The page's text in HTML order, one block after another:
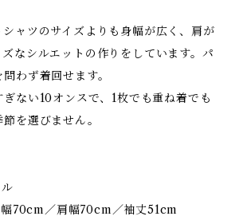
ャツのサイズよりも身幅が広く、肩が
なシルエットの作りをしています。パ
わず着回せます。
ない10オンスで、1枚でも重ね着でも
を選びません。
70cm／肩幅70cm／袖丈51cm